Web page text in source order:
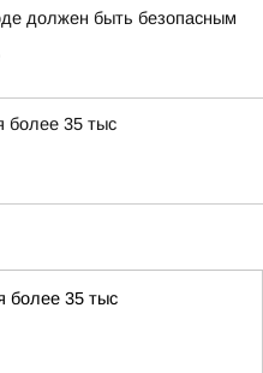
должен быть безопасным
более 35 тыс
более 35 тыс